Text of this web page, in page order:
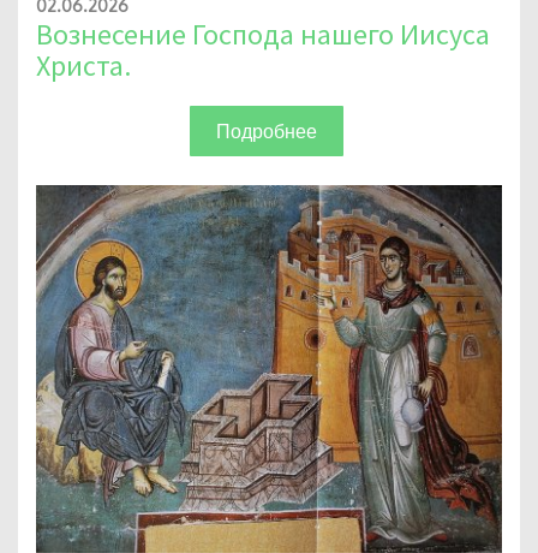
02.06.2026
Вознесение Господа нашего Иисуса
Христа.
Подробнее